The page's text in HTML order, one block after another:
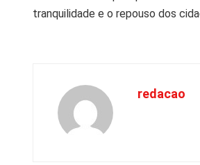
tranquilidade e o repouso dos
redacao